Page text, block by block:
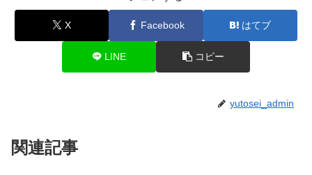
X Facebook はてブ
LINE コピー
yutosei_admin
関連記事